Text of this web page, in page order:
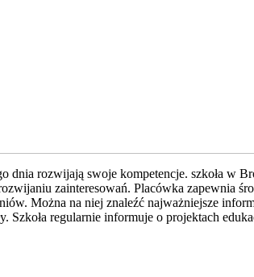
dnia rozwijają swoje kompetencje. szkoła w
zainteresowań. Placówka zapewnia
Można na niej znaleźć najważniejsze
Szkoła regularnie informuje o projektach